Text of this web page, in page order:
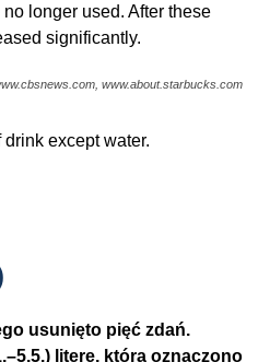
longer used. After these
significantly.
www.about.starbucks.com
drink except water.
usunięto pięć zdań.
literę, którą oznaczono